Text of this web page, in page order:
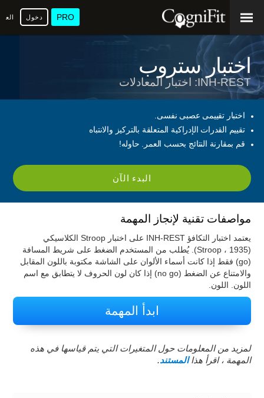
PRO دخول
اختبار ستروب
INH-REST: اختبار المعادلات
اختبار تقييمى عصبى نفسى.
تقييم القدرات الإدراكية المتعلقة بالتركيز والانتباه
قم بمقارنة النتائج بحسب العمر. حاوله!
البدء الآن
مواصفات تقنية لإنجاز المهمة
يعتمد اختبار التكافؤ INH-REST على اختبار Stroop الكلاسيكي
(Stroop ، 1935). يُطلب من المستخدم الضغط على شريط المسافة
(go) فقط إذا كانت أسماء الألوان على الشاشة مكتوبة باللون المقابل
والامتناع عن الضغط (no go) إذا كان لون الحروف لا يتطابق مع اسم
اللون. اللون.
ابدأ المهمة
لمزيد من المعلومات حول المتغيرات التي يتم قياسها في هذه
المهمة ، اقرأ هذاالمستند.